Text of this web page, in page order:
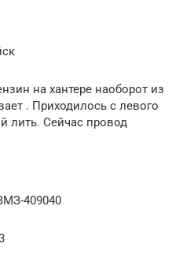
на хантере наоборот из
. Приходилось с левого
лить. Сейчас провод
409040